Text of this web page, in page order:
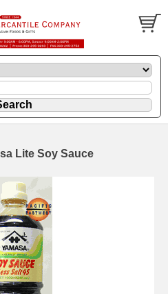
Lite Soy Sauce